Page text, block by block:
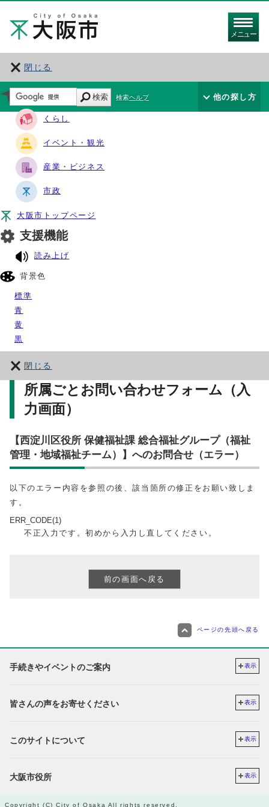
メニュー
閉じる
サイト・ナビ
くらし
イベント・観光
産業・ビジネス
市政
大阪市トップページ
支援機能
読み上げ
背景色
標準
青
黄
黒
閉じる
検索 検索ヘルプ 他の探し方
所属ごとお問い合わせフォーム（入
力画面）
【西淀川区役所 保健福祉課 総合福祉グループ（福祉
管理・地域福祉チーム）】へのお問合せ（エラー）
以下のエラー内容を参照の後、該当箇所の修正をお願い致しま
す。
ERR_CODE(1)
不正入力です。初めから入力し直してください。
ページの先頭へ戻る
手続きやイベントのご案内 表示
皆さんの声をお寄せください 表示
このサイトについて 表示
大阪市役所 表示
Copyright (C) City of Osaka All rights reserved.